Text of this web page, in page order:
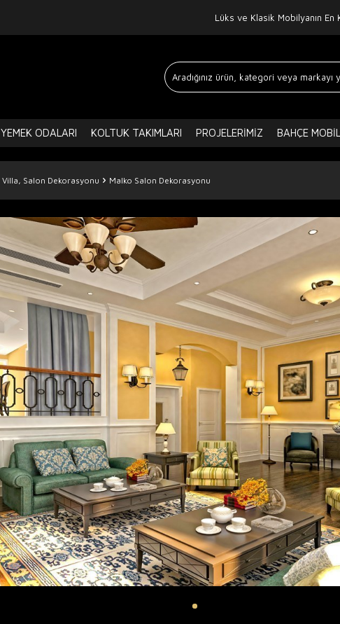
Lüks ve Klasik Mobilyanın En
YEMEK ODALARI KOLTUK TAKIMLARI PROJELERIMIZ BAHÇE
Villa, Salon Dekorasyonu Malko Salon Dekorasyonu